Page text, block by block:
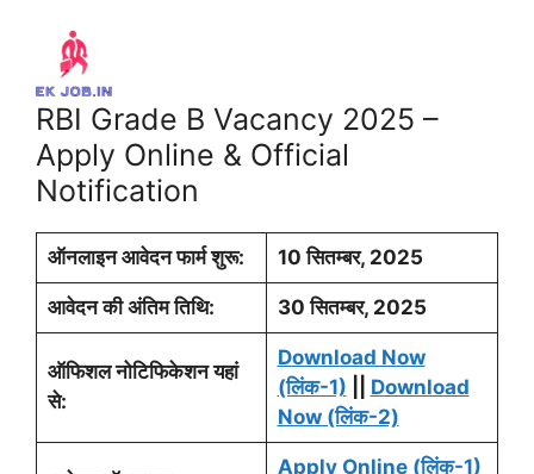
RBI Grade B Vacancy 2025 –
Apply Online & Official
Notification
ऑनलाइन आवेदन फार्म शुरू: 10सितम्बर, 2025
आवेदन की अंतिम तिथि: 30 सितम्बर, 2025
ऑफिशल नोटिफिकेशन यहां
से:
Download Now
(लिंक-1)
Download
Now (लिंक-2)
Apply Online (लिंक-1)